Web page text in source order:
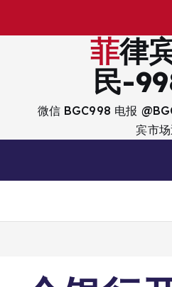
菲律宾环球移
民-
微信 BGC998 电报
宾市场